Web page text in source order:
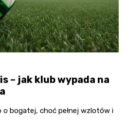
– jak klub wypada na
o bogatej, choć pełnej wzlotów i